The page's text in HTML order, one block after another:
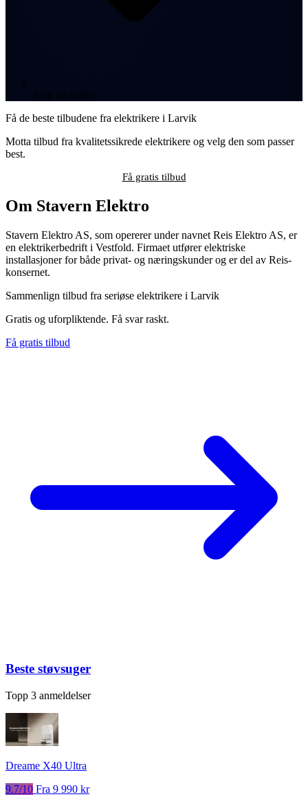
Få de beste tilbudene fra elektrikere i Larvik
Motta tilbud fra kvalitetssikrede elektrikere og velg den som passer
best.
Få gratis tilbud
Om Stavern Elektro
Stavern Elektro AS, som opererer under navnet Reis Elektro AS, er
en elektrikerbedrift i Vestfold. Firmaet utfører elektriske
installasjoner for både privat- og næringskunder og er del av Reis-
konsernet.
Sammenlign tilbud fra seriøse elektrikere i Larvik
Gratis og uforpliktende. Få svar raskt.
Få gratis tilbud
Beste støvsuger
Topp 3 anmeldelser
Dreame X40 Ultra
9.7/10 Fra 9 990 kr